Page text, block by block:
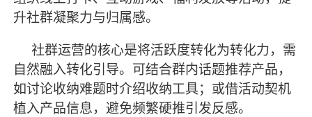
升社群凝聚力与归属感。
社群运营的核心是将活跃度转化为转化力，需
自然融入转化引导。可结合群内话题推荐产品，
如讨论收纳难题时介绍收纳工具；或借活动契机
植入产品信息，避免频繁硬推引发反感。